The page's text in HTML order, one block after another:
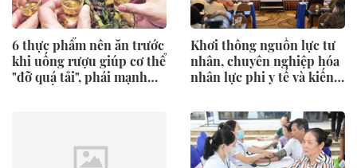
6 thực phẩm nên ăn trước
khi uống rượu giúp cơ thể
"đỡ quá tải", phái mạnh
Khơi thông nguồn lực tư
nhân, chuyên nghiệp hóa
nhân lực phi y tế và kiến